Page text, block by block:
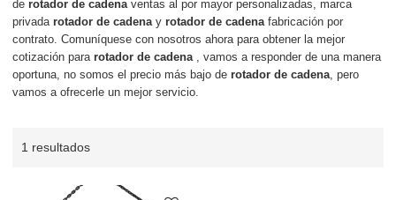
derotador de cadena ventas al por mayor personalizadas, marca
privadarotador de cadena yrotador de cadena fabricación por
contrato. Comuníquese con nosotros ahora para obtener la mejor
cotización pararotador de cadena , vamos a responder de una manera
oportuna, no somos el precio más bajo derotador de cadena , pero
vamos a ofrecerle un mejor servicio.
1 resultados